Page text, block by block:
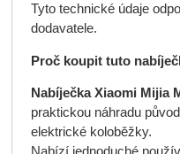
Tyto technické údaje
dodavatele.
Proč koupit tuto
Nabíječka Xiaomi Mijia
praktickou náhradu
elektrické koloběžky.